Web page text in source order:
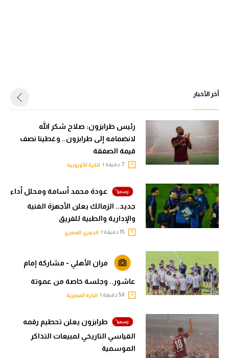
أخر الأخبار
رئيس طرابزون: صلاح شكر الله
لانضمامه إلى طرابزون.. وغطينا نصف
قيمة الصفقة
الكرة الأوروبية
عودة محمد أسامة ومحلل أداء
جديد.. الزمالك يعلن الأجهزة الفنية
والإدارية والطبية للفريق
الدوري المصري
مران الأهلي - مشاركة إمام
عاشور.. وجلسة خاصة من عموتة
الكرة المصرية
طرابزون يعلن تحطيم رقمه
القياسي التاريخي لمبيعات التذاكر
الموسمية